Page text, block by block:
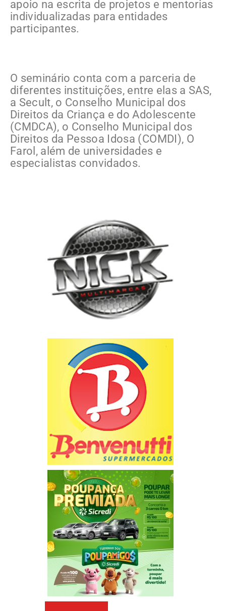
apoio na escrita de projetos e mentorias
individualizadas para entidades
participantes.
O seminário conta com a parceria de
diferentes instituições, entre elas a SAS,
a Secult, o Conselho Municipal dos
Direitos da Criança e do Adolescente
(CMDCA), o Conselho Municipal dos
Direitos da Pessoa Idosa (COMDI), O
Farol, além de universidades e
especialistas convidados.